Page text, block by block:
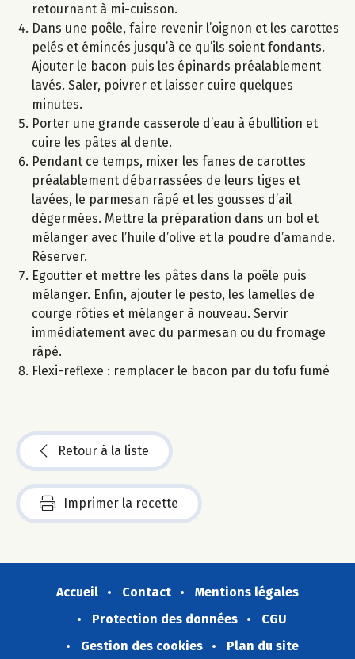
retournant à mi-cuisson.
Dans une poêle, faire revenir l’oignon et les carottes
pelés et émincés jusqu’à ce qu’ils soient fondants.
Ajouter le bacon puis les épinards préalablement
lavés. Saler, poivrer et laisser cuire quelques
minutes.
Porter une grande casserole d’eau à ébullition et
cuire les pâtes al dente.
Pendant ce temps, mixer les fanes de carottes
préalablement débarrassées de leurs tiges et
lavées, le parmesan râpé et les gousses d’ail
dégermées. Mettre la préparation dans un bol et
mélanger avec l’huile d’olive et la poudre d’amande.
Réserver.
Egoutter et mettre les pâtes dans la poêle puis
mélanger. Enfin, ajouter le pesto, les lamelles de
courge rôties et mélanger à nouveau. Servir
immédiatement avec du parmesan ou du fromage
râpé.
Flexi-reflexe : remplacer le bacon par du tofu fumé
Retour à la liste
Imprimer la recette
Accueil Contact
Mentions légales
Protection des données
CGU
Gestion des cookies
Plan du site